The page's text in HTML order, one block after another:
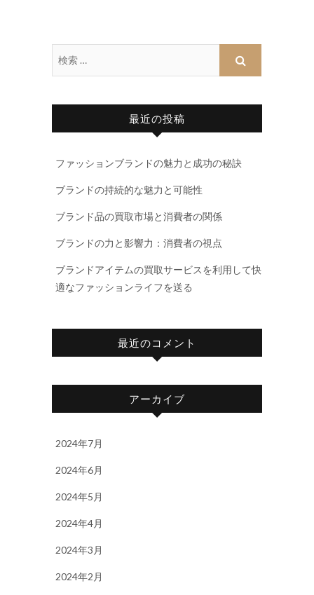
最近の投稿
ファッションブランドの魅力と成功の秘訣
ブランドの持続的な魅力と可能性
ブランド品の買取市場と消費者の関係
ブランドの力と影響力：消費者の視点
ブランドアイテムの買取サービスを利用して快
適なファッションライフを送る
最近のコメント
アーカイブ
2024年7月
2024年6月
2024年5月
2024年4月
2024年3月
2024年2月